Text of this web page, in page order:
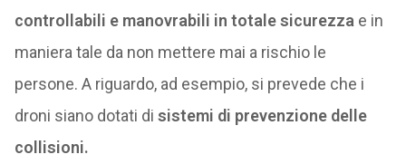
controllabili e manovrabili in totale sicurezza e in
maniera tale da non mettere mai a rischio le
persone. A riguardo, ad esempio, si prevede che i
droni siano dotati di sistemi di prevenzione delle
collisioni.